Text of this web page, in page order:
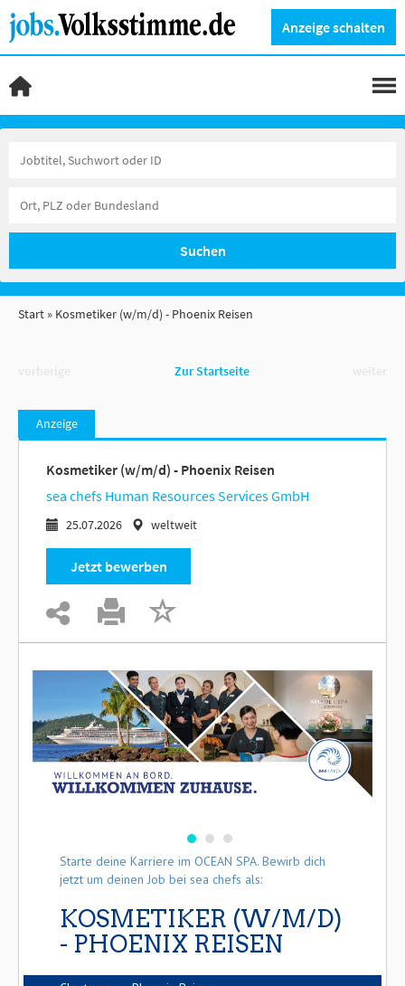
Anzeige schalten
Suchen
Start Kosmetiker (w/m/d) - Phoenix Reisen
Zur Startseite
Anzeige
Kosmetiker (w/m/d) - Phoenix Reisen
sea chefs Human Resources Services GmbH
25.07.2026 weltweit
Jetzt bewerben